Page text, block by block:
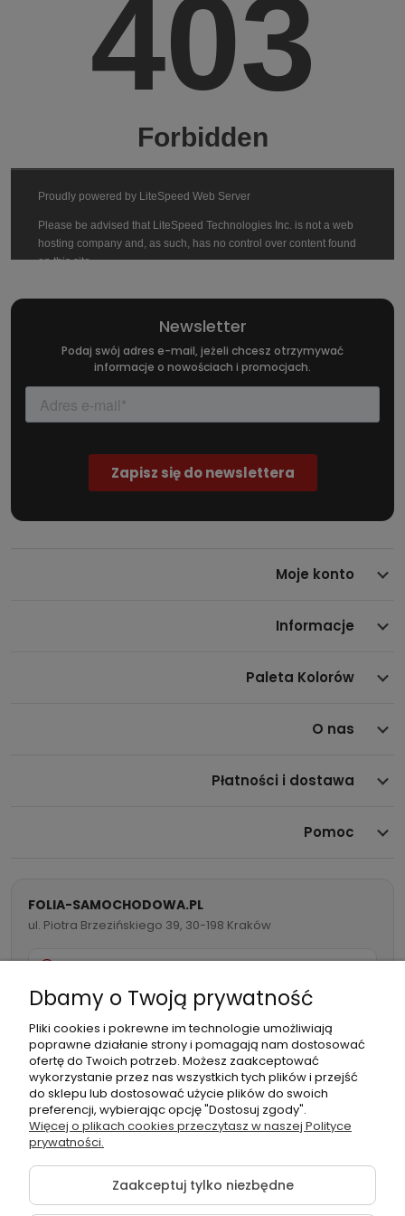
zaawansowane technologie
produkcji
Folia 3M z serii 2080 High Gloss to efekt wieloletnich prac
folii o wysokim połysku, takich jak efekt „skórki pomarańczy”
unikalnych rozwiązań:
3M Controltac– technologia mikro-szklanych kulek,
pozwalająca na repozycjonowanie folii przed aktywacją
– system mikrokanalików do łatwego usuwania
powietrza spod okleiny, zapewnia aplikację bez pęcherzy i
optymalny wygląd końcowy powierzchni.
PFL (Protective Film Layer)
– fabryczna warstwa
ochronna, którą usuwa się po zakończonym montażu.
Zabezpiecza połyskliwy materiał przed zarysowaniem i
nawet na bardzo dużych panelach.
– innowacyjny podkład poliestrowy, dzięki
któremu uzyskano efekt niemal lustrzanej gładkości i
Gloss
Folia 3M HG12 High Gloss Black pozwala uzyskać głęboki,
intensywnie czarny połysk. To rozwiązanie dla osób
szukających ultraeleganckiej stylistyki i efektu powierzchni
lakierowanej na wysoki połysk – zarówno na całym
nadwoziu, jak i na detalach: lusterkach, elementach dachu
czy wykończeniach wnętrza.
Szkliste wykończenie, które realnie imituje fabryczny lakier
Newsletter
Podaj swój adres e-mail, jeżeli chcesz otrzymywać
informacje o nowościach i promocjach.
Moje konto
Informacje
Paleta Kolorów
O nas
Płatności i dostawa
Pomoc
FOLIA-SAMOCHODOWA.PL
ul. Piotra Brzezińskiego 39, 30-198 Kraków
732 082 998
info@folia-samochodowa.pl
Podmiot
odpowiedzialny:
Folia samochodowa Zachariasz
Sp.k.
Dbamy o Twoją prywatność
Pliki cookies i pokrewne im technologie umożliwiają
poprawne działanie strony i pomagają nam dostosować
ofertę do Twoich potrzeb. Możesz zaakceptować
wykorzystanie przez nas wszystkich tych plików i przejść
do sklepu lub dostosować użycie plików do swoich
preferencji, wybierając opcję "Dostosuj zgody".
Więcej o plikach cookies przeczytasz w naszej Polityce
prywatności.
Zaakceptuj tylko niezbędne